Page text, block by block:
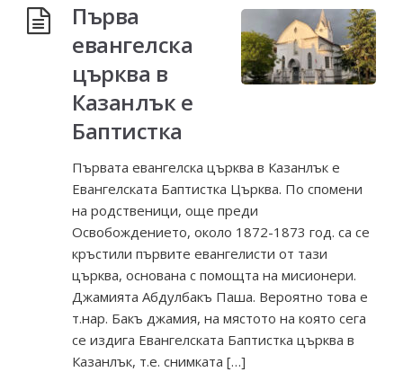
Първа
евангелска
църква в
Казанлък е
Баптистка
Първата евангелска църква в Казанлък е
Евангелската Баптистка Църква. По спомени
на родственици, още преди
Освобождението, около 1872-1873 год. са се
кръстили първите евангелисти от тази
църква, основана с помощта на мисионери.
Джамията Абдулбакъ Паша. Вероятно това е
т.нар. Бакъ джамия, на мястото на която сега
се издига Евангелската Баптистка църква в
Казанлък, т.е. снимката […]